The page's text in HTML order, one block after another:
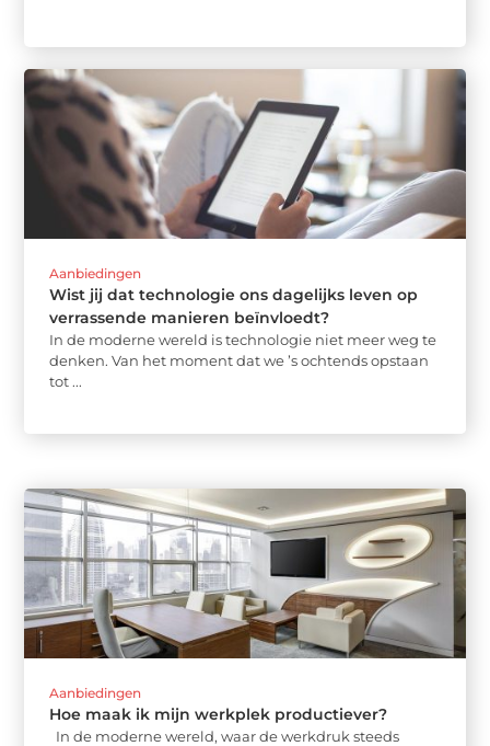
Aanbiedingen
Wist jij dat technologie ons dagelijks leven op
verrassende manieren beïnvloedt?
In de moderne wereld is technologie niet meer weg te
denken. Van het moment dat we ’s ochtends opstaan
tot ...
Aanbiedingen
Hoe maak ik mijn werkplek productiever?
In de moderne wereld, waar de werkdruk steeds